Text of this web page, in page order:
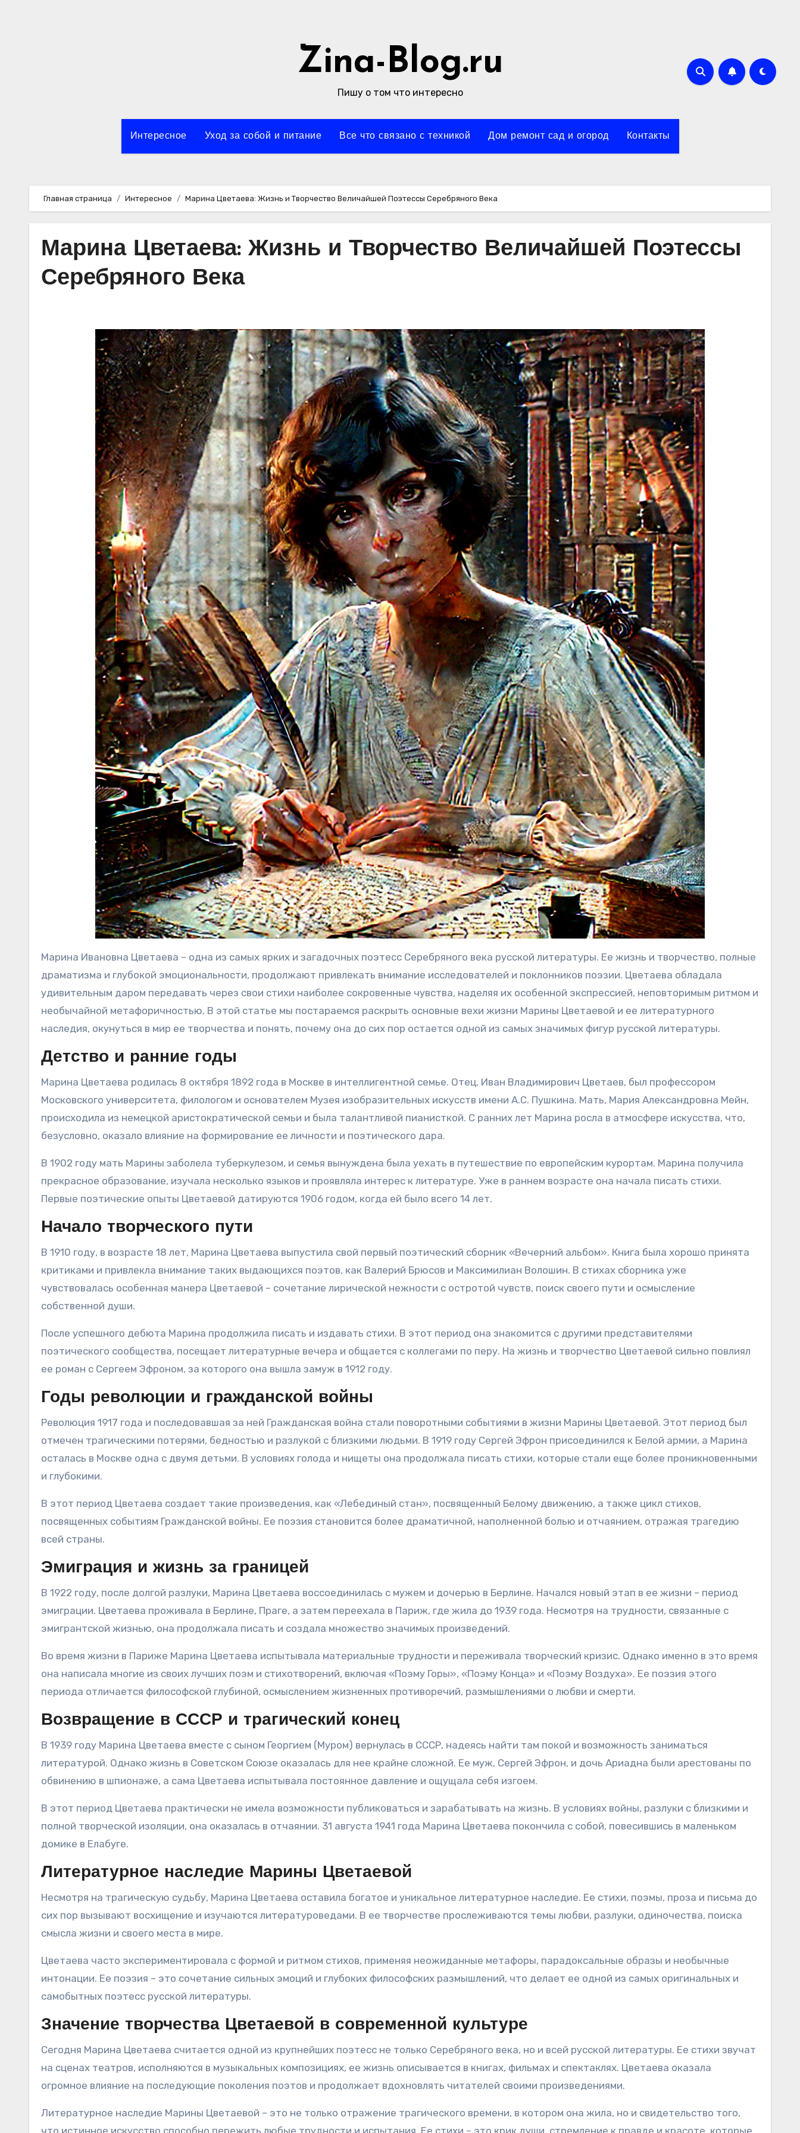
Zina-Blog.ru
Пишу о том что интересно
Интересное Уход за собой и питание Все что связано с техникой Дом ремонт сад и огород Контакты
Главная страница Интересное Марина Цветаева: Жизнь и Творчество Величайшей Поэтессы Серебряного Века
Марина Цветаева: Жизнь и Творчество Величайшей Поэтессы
Серебряного Века
Марина Ивановна Цветаева – одна из самых ярких и загадочных поэтесс Серебряного века русской литературы. Ее жизнь и творчество, полные
драматизма и глубокой эмоциональности, продолжают привлекать внимание исследователей и поклонников поэзии. Цветаева обладала
удивительным даром передавать через свои стихи наиболее сокровенные чувства, наделяя их особенной экспрессией, неповторимым ритмом и
необычайной метафоричностью. В этой статье мы постараемся раскрыть основные вехи жизни Марины Цветаевой и ее литературного
наследия, окунуться в мир ее творчества и понять, почему она до сих пор остается одной из самых значимых фигур русской литературы.
Детство и ранние годы
Марина Цветаева родилась 8 октября 1892 года в Москве в интеллигентной семье. Отец, Иван Владимирович Цветаев, был профессором
Московского университета, филологом и основателем Музея изобразительных искусств имени А.С. Пушкина. Мать, Мария Александровна Мейн,
происходила из немецкой аристократической семьи и была талантливой пианисткой. С ранних лет Марина росла в атмосфере искусства, что,
безусловно, оказало влияние на формирование ее личности и поэтического дара.
В 1902 году мать Марины заболела туберкулезом, и семья вынуждена была уехать в путешествие по европейским курортам. Марина получила
прекрасное образование, изучала несколько языков и проявляла интерес к литературе. Уже в раннем возрасте она начала писать стихи.
Первые поэтические опыты Цветаевой датируются 1906 годом, когда ей было всего 14 лет.
Начало творческого пути
В 1910 году, в возрасте 18 лет, Марина Цветаева выпустила свой первый поэтический сборник «Вечерний альбом». Книга была хорошо принята
критиками и привлекла внимание таких выдающихся поэтов, как Валерий Брюсов и Максимилиан Волошин. В стихах сборника уже
чувствовалась особенная манера Цветаевой – сочетание лирической нежности с остротой чувств, поиск своего пути и осмысление
собственной души.
После успешного дебюта Марина продолжила писать и издавать стихи. В этот период она знакомится с другими представителями
поэтического сообщества, посещает литературные вечера и общается с коллегами по перу. На жизнь и творчество Цветаевой сильно повлиял
ее роман с Сергеем Эфроном, за которого она вышла замуж в 1912 году.
Годы революции и гражданской войны
Революция 1917 года и последовавшая за ней Гражданская война стали поворотными событиями в жизни Марины Цветаевой. Этот период был
отмечен трагическими потерями, бедностью и разлукой с близкими людьми. В 1919 году Сергей Эфрон присоединился к Белой армии, а Марина
осталась в Москве одна с двумя детьми. В условиях голода и нищеты она продолжала писать стихи, которые стали еще более проникновенными
и глубокими.
В этот период Цветаева создает такие произведения, как «Лебединый стан», посвященный Белому движению, а также цикл стихов,
посвященных событиям Гражданской войны. Ее поэзия становится более драматичной, наполненной болью и отчаянием, отражая трагедию
всей страны.
Эмиграция и жизнь за границей
В 1922 году, после долгой разлуки, Марина Цветаева воссоединилась с мужем и дочерью в Берлине. Начался новый этап в ее жизни – период
эмиграции. Цветаева проживала в Берлине, Праге, а затем переехала в Париж, где жила до 1939 года. Несмотря на трудности, связанные с
эмигрантской жизнью, она продолжала писать и создала множество значимых произведений.
Во время жизни в Париже Марина Цветаева испытывала материальные трудности и переживала творческий кризис. Однако именно в это время
она написала многие из своих лучших поэм и стихотворений, включая «Поэму Горы», «Поэму Конца» и «Поэму Воздуха». Ее поэзия этого
периода отличается философской глубиной, осмыслением жизненных противоречий, размышлениями о любви и смерти.
Возвращение в СССР и трагический конец
В 1939 году Марина Цветаева вместе с сыном Георгием (Муром) вернулась в СССР, надеясь найти там покой и возможность заниматься
литературой. Однако жизнь в Советском Союзе оказалась для нее крайне сложной. Ее муж, Сергей Эфрон, и дочь Ариадна были арестованы по
обвинению в шпионаже, а сама Цветаева испытывала постоянное давление и ощущала себя изгоем.
В этот период Цветаева практически не имела возможности публиковаться и зарабатывать на жизнь. В условиях войны, разлуки с близкими и
полной творческой изоляции, она оказалась в отчаянии. 31 августа 1941 года Марина Цветаева покончила с собой, повесившись в маленьком
домике в Елабуге.
Литературное наследие Марины Цветаевой
Несмотря на трагическую судьбу, Марина Цветаева оставила богатое и уникальное литературное наследие. Ее стихи, поэмы, проза и письма до
сих пор вызывают восхищение и изучаются литературоведами. В ее творчестве прослеживаются темы любви, разлуки, одиночества, поиска
смысла жизни и своего места в мире.
Цветаева часто экспериментировала с формой и ритмом стихов, применяя неожиданные метафоры, парадоксальные образы и необычные
интонации. Ее поэзия – это сочетание сильных эмоций и глубоких философских размышлений, что делает ее одной из самых оригинальных и
самобытных поэтесс русской литературы.
Значение творчества Цветаевой в современной культуре
Сегодня Марина Цветаева считается одной из крупнейших поэтесс не только Серебряного века, но и всей русской литературы. Ее стихи звучат
на сценах театров, исполняются в музыкальных композициях, ее жизнь описывается в книгах, фильмах и спектаклях. Цветаева оказала
огромное влияние на последующие поколения поэтов и продолжает вдохновлять читателей своими произведениями.
Литературное наследие Марины Цветаевой – это не только отражение трагического времени, в котором она жила, но и свидетельство того,
что истинное искусство способно пережить любые трудности и испытания. Ее стихи – это крик души, стремление к правде и красоте, которые